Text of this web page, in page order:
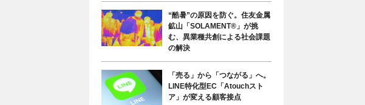
“酷暑”の原因を防ぐ。住友金属
鉱山「SOLAMENT®」が挑
む、異業種共創による社会課題
の解決
「売る」から「つながる」へ。
LINE特化型EC「Atouchスト
ア」が変える顧客接点